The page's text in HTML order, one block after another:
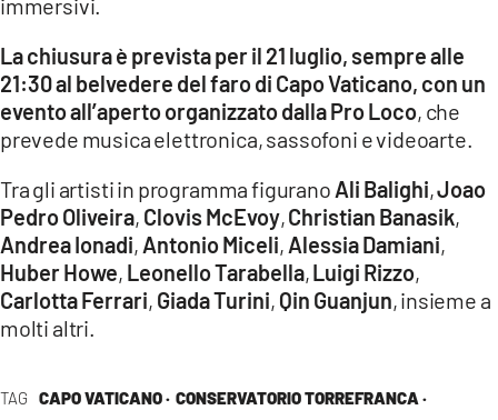
TAG CAPO VATICANO · CONSERVATORIO TORREFRANCA ·
immersivi.
La chiusura è prevista per il 21 luglio, sempre alle
21:30 al belvedere del faro di Capo Vaticano, con un
evento all’aperto organizzato dalla Pro Loco, che
prevede musica elettronica, sassofoni e videoarte.
Tra gli artisti in programma figurano Ali Balighi,Joao
Pedro Oliveira, Clovis McEvoy,Christian Banasik,
Andrea Ionadi, Antonio Miceli, Alessia Damiani,
Huber Howe, Leonello Tarabella,Luigi Rizzo,
Carlotta Ferrari, Giada Turini, Qin Guanjun, insieme a
molti altri.